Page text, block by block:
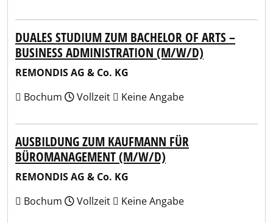
DUALES STUDIUM ZUM BACHELOR OF ARTS –
BUSINESS ADMINISTRATION (M/W/D)
REMONDIS AG & Co. KG
Bochum
Vollzeit Keine Angabe
AUSBILDUNG ZUM KAUFMANN FÜR
BÜROMANAGEMENT (M/W/D)
REMONDIS AG & Co. KG
Bochum
Vollzeit Keine Angabe